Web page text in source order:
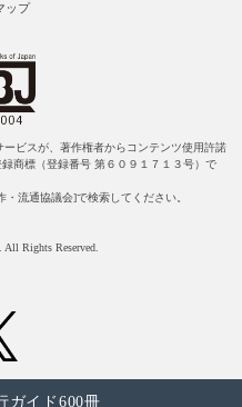
ップ
ビスが、著作権者からコンテンツ使用許諾
商標（登録番号 第６０９１７１３号）で
流通協議会]で検索してください。
Rights Reserved.
ガイド600冊